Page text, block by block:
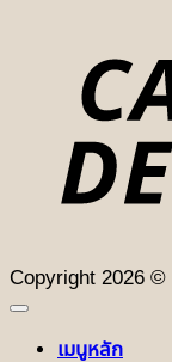
Copyright 2026 ©
เมนูหลัก